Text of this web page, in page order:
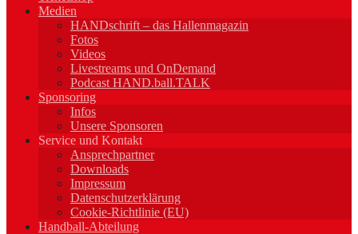
Medien
HANDschrift – das Hallenmagazin
Fotos
Videos
Livestreams und OnDemand
Podcast HAND.ball.TALK
Sponsoring
Infos
Unsere Sponsoren
Service und Kontakt
Ansprechpartner
Downloads
Impressum
Datenschutzerklärung
Cookie-Richtlinie (EU)
Handball-Abteilung